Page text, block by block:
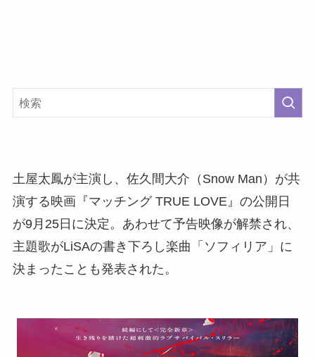
土屋太鳳が主演し、佐久間大介（Snow Man）が共
演する映画『マッチング TRUE LOVE』の公開日
が9月25日に決定。あわせて予告映像が解禁され、
主題歌がLiSAの書き下ろし楽曲「ソフィリア」に
決まったことも発表された。